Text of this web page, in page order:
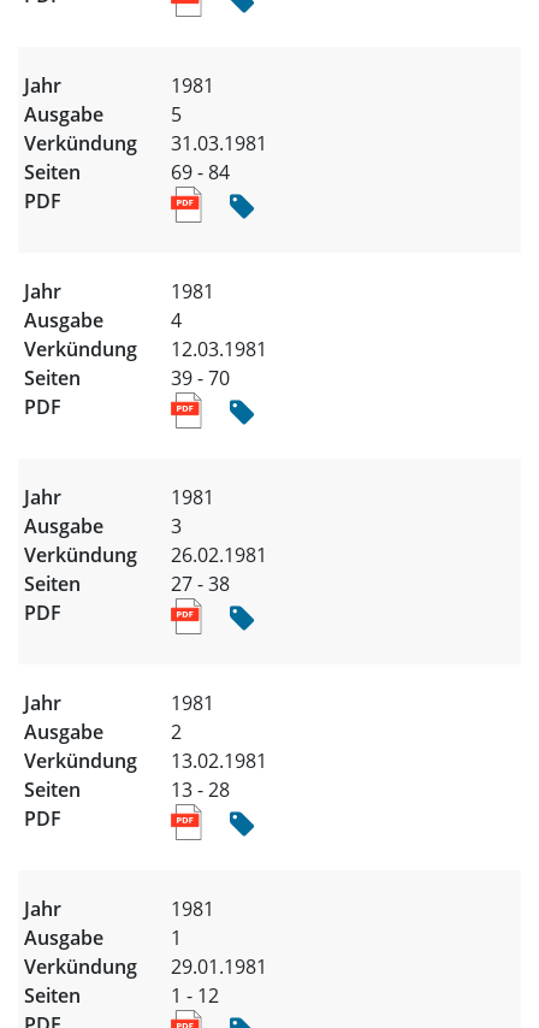
1981
5
31.03.1981
69 - 84
1981
4
12.03.1981
39 - 70
1981
3
26.02.1981
27 - 38
1981
2
13.02.1981
13 - 28
1981
1
29.01.1981
1 - 12